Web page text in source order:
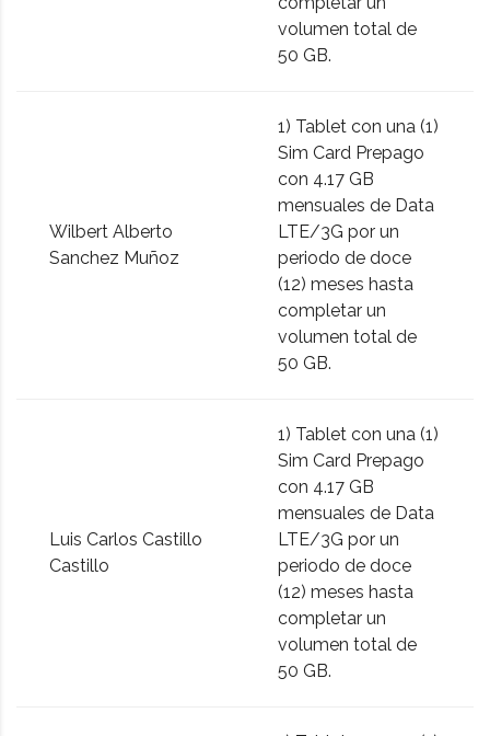
volumen total de
50 GB.
Wilbert Alberto
Sanchez Muñoz
1) Tablet con una (1)
Sim Card Prepago
con 4.17 GB
mensuales de Data
LTE/3G por un
periodo de doce
(12) meses hasta
completar un
volumen total de
50 GB.
Luis Carlos Castillo
Castillo
1) Tablet con una (1)
Sim Card Prepago
con 4.17 GB
mensuales de Data
LTE/3G por un
periodo de doce
(12) meses hasta
completar un
volumen total de
50 GB.